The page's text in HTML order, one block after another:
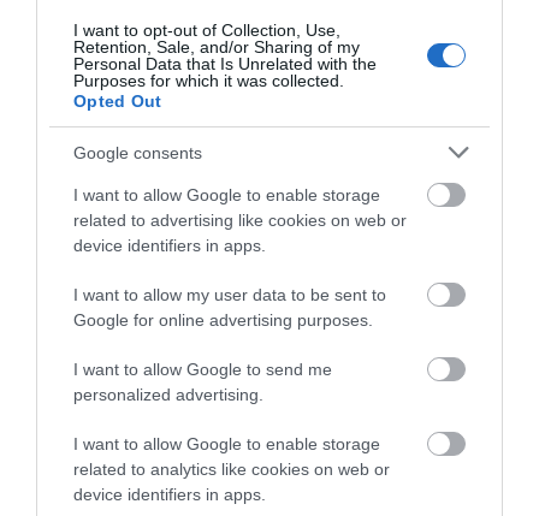
I want to opt-out of Collection, Use,
Retention, Sale, and/or Sharing of my
Personal Data that Is Unrelated with the
Purposes for which it was collected.
Opted Out
Google consents
I want to allow Google to enable storage
related to advertising like cookies on web or
device identifiers in apps.
I want to allow my user data to be sent to
Google for online advertising purposes.
I want to allow Google to send me
personalized advertising.
I want to allow Google to enable storage
related to analytics like cookies on web or
device identifiers in apps.
Ξαπλώστρα τροχήλατη
μήκος 1m Express
SKU
KOUR60602
37,80 €
Προστατευτικό για γόνατα
450*210 30mm Bgs